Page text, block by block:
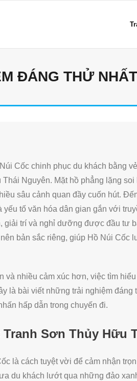
ĐÁNG THỬ
Cốc chinh phục du khách bằng
Nguyên. Mặt hồ phẳng lặng soi
sâu cảnh quan đầy cuốn hút.
tố văn hóa dân gian gắn với
giải trí và nghỉ dưỡng được đầu tư
bản sắc riêng, giúp Hồ Núi Cốc
và nhiều cảm xúc hơn, việc tìm
là bài viết những trải nghiệm đáng
hấp dẫn trong chuyến đi.
Sơn Thủy Hữu
là cách tuyệt vời để cảm nhận
du khách lướt qua những đảo